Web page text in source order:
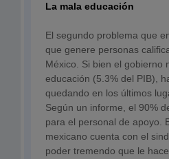
La mala educación
El segundo problema que
que genere personas
México. Si bien el gobierno
educación (5.3% del PIB),
quedando en los últimos
Según un informe, el 90%
para el personal de apoyo.
mexicano cuenta con el
poder tremendo que le